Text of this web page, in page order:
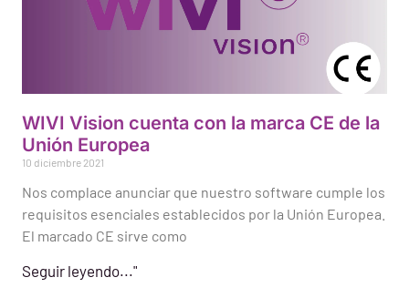
WIVI Vision cuenta con la marca CE de la
Unión Europea
10 diciembre 2021
Nos complace anunciar que nuestro software cumple los
requisitos esenciales establecidos por la Unión Europea.
El marcado CE sirve como
Seguir leyendo..."